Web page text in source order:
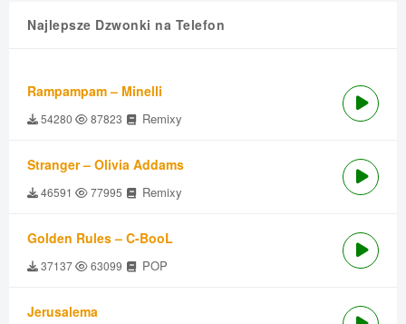
Najlepsze Dzwonki na Telefon
Rampampam – Minelli
54280 87823 Remixy
Stranger – Olivia Addams
46591 77995 Remixy
Golden Rules – C-BooL
37137 63099 POP
Jerusalema